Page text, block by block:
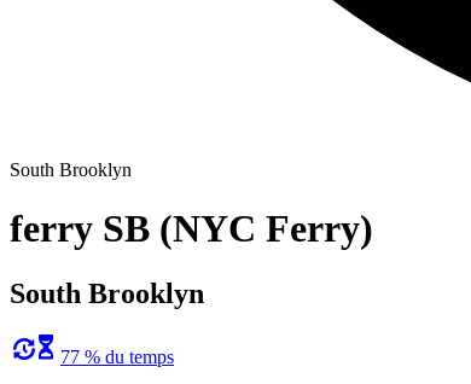
South Brooklyn
ferry SB (NYC Ferry)
South Brooklyn
77 % du temps